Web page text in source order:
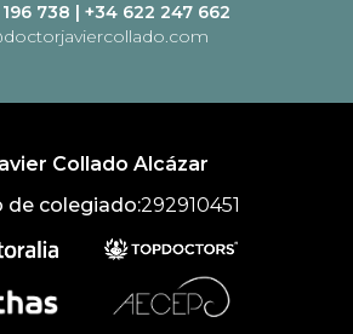
738 | +34 622 247 662
Collado Alcázar
de colegiado:292910451